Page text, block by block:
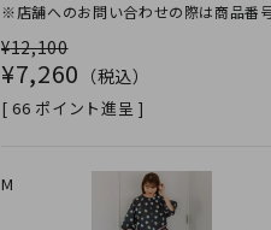
※店舗へのお問い合わせの際は商品番
¥12,100
¥7,260 税込
[ 66 ポイント進呈 ]
M